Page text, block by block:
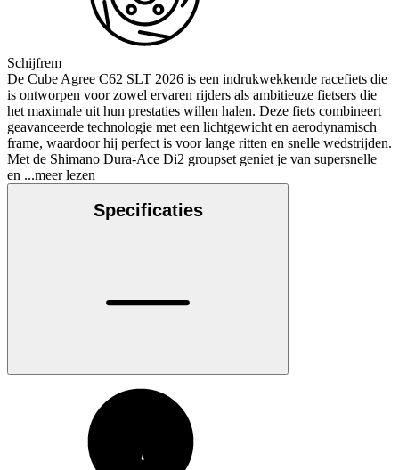
Schijfrem
De Cube Agree C62 SLT 2026 is een indrukwekkende racefiets die
is ontworpen voor zowel ervaren rijders als ambitieuze fietsers die
het maximale uit hun prestaties willen halen. Deze fiets combineert
geavanceerde technologie met een lichtgewicht en aerodynamisch
frame, waardoor hij perfect is voor lange ritten en snelle wedstrijden.
Met de Shimano Dura-Ace Di2 groupset geniet je van supersnelle
en ...meer lezen
Specificaties